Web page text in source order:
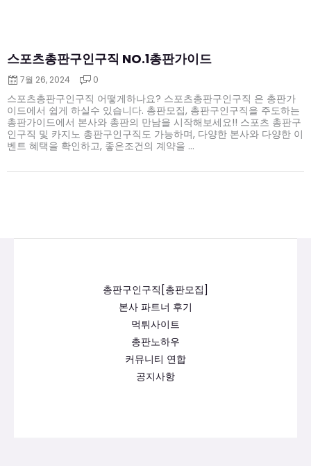
스포츠총판구인구직 NO.1총판가이드
7월 26, 2024 0
스포츠총판구인구직 어떻게하나요? 스포츠총판구인구직 은 총판가
이드에서 쉽게 하실수 있습니다. 총판모집, 총판구인구직을 주도하는
총판가이드에서 본사와 총판의 만남을 시작해보세요!! 스포츠 총판구
인구직 및 카지노 총판구인구직도 가능하며, 다양한 본사와 다양한 이
벤트 혜택을 확인하고, 좋은조건의 계약을 ...
총판구인구직[총판모집]
본사 파트너 후기
먹튀사이트
총판노하우
커뮤니티 연합
공지사항